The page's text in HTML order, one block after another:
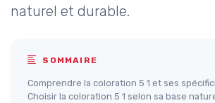
naturel et durable.
SOMMAIRE
Comprendre la coloration 5 1 et ses
Choisir la coloration 5 1 selon sa base